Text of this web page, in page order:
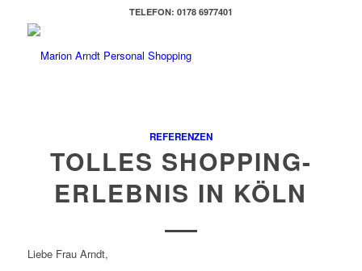
TELEFON: 0178 6977401
REFERENZEN
TOLLES SHOPPING-
ERLEBNIS IN KÖLN
Liebe Frau Arndt,